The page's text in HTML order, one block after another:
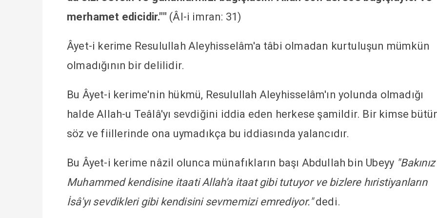
merhamet edicidir."" (Âl-i imran: 31)
Âyet-i kerime Resulullah Aleyhisselâm'a tâbi olmadan kurtuluşun mümkün
olmadığının bir delilidir.
Bu Âyet-i kerime'nin hükmü, Resulullah Aleyhisselâm'ın yolunda olmadığı
halde Allah-u Teâlâ'yı sevdiğini iddia eden herkese şamildir. Bir kimse
söz ve fiillerinde ona uymadıkça bu iddiasında yalancıdır.
Bu Âyet-i kerime nâzil olunca münafıkların başı Abdullah bin Ubeyy "Bakınız
Muhammed kendisine itaati Allah'a itaat gibi tutuyor ve bizlere hıristiyanların
İsâ'yı sevdikleri gibi kendisini sevmemizi emrediyor."dedi.